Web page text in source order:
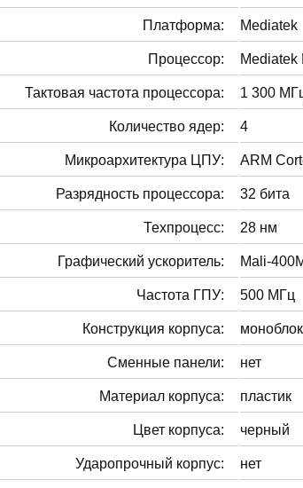
Платформа: Mediatek
Процессор: Mediatek
Тактовая частота процессора: 1 300
Количество ядер: 4
Микроархитектура ЦПУ: ARM
Разрядность процессора: 32 бита
Техпроцесс: 28 нм
Графический ускоритель: Mali-
Частота ГПУ: 500 МГц
Конструкция корпуса: моноблок
Сменные панели: нет
Материал корпуса: пластик
Цвет корпуса: черный
Ударопрочный корпус: нет